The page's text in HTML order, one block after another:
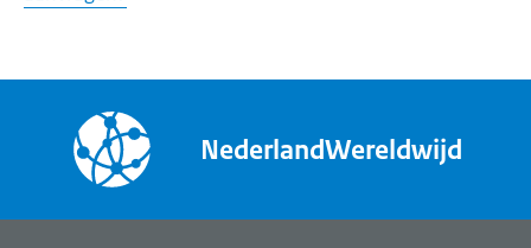
NederlandWereldwijd